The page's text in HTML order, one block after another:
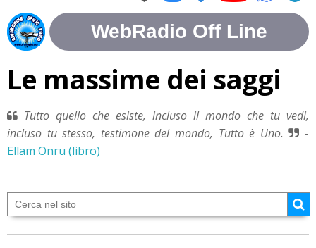
Le massime dei saggi
Tutto quello che esiste, incluso il mondo che tu vedi,
incluso tu stesso, testimone del mondo, Tutto è Uno.
-
Ellam Onru (libro)